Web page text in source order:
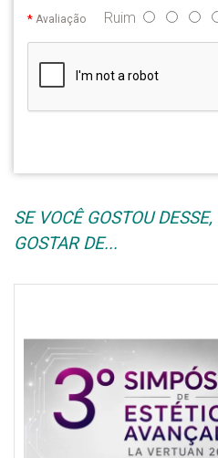
Avaliação Ruim
SE VOCÊ GOSTOU
GOSTAR DE...